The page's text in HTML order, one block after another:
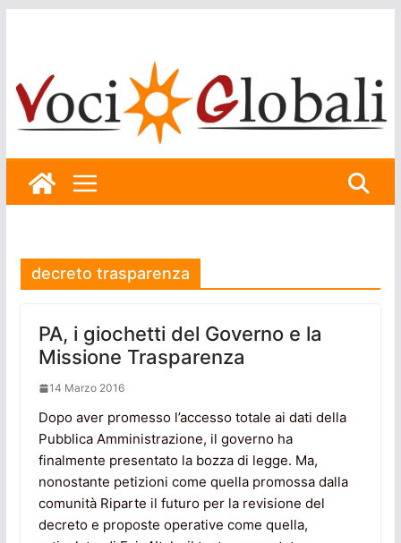
decreto trasparenza
PA, i giochetti del Governo e la
Missione Trasparenza
14 Marzo 2016
Dopo aver promesso l’accesso totale ai dati della
Pubblica Amministrazione, il governo ha
finalmente presentato la bozza di legge. Ma,
nonostante petizioni come quella promossa dalla
comunità Riparte il futuro per la revisione del
decreto e proposte operative come quella,